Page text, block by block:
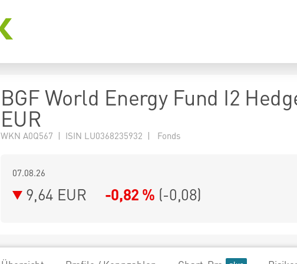
BGF World Energy Fund I2
EUR
WKN A0Q567 | ISIN LU0368235932 | Fonds
07.08.26
9,64 EUR -0,82 % (-0,08)